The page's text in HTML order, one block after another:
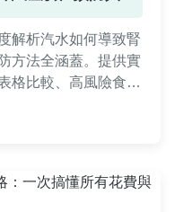
解析汽水如何導致腎
方法全涵蓋。提供實
格比較、高風險食物